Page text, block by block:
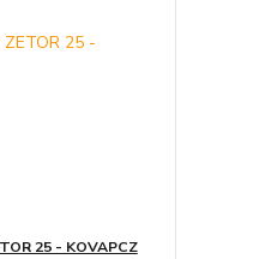
25 - KOVAPCZ